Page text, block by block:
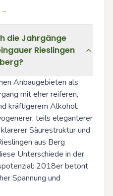
→
die Jahrgänge
Rieslingen
Anbaugebieten als
mit eher reiferen,
kräftigerem Alkohol.
teils eleganterer
Säurestruktur und
aus Berg
Unterschiede in der
2018er betont
Spannung und